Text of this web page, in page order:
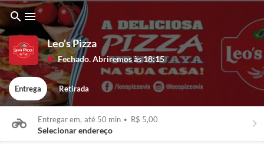
search menu
Leo's Pizza
lens Fechado. Abriremos às 18:15
Entrega Retirada
Entregar em, até 50 min • R$ 5,00
Selecionar endereço keyboard_arrow_right